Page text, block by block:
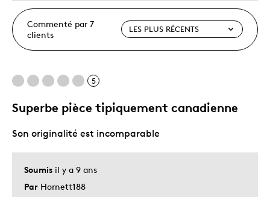
Commenté par 7
clients
5
Superbe pièce tipiquement canadienne
Soumis il y a 9 ans
Par Hornett188
Son originalité est incomparable